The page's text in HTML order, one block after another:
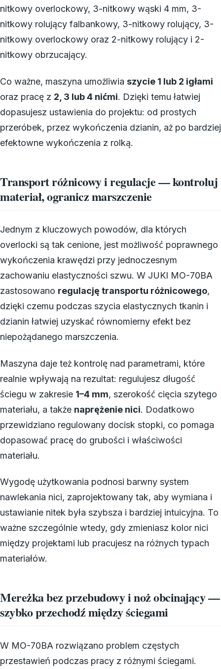
nitkowy overlockowy, 3-nitkowy wąski 4 mm, 3-
nitkowy rolujący falbankowy, 3-nitkowy rolujący, 3-
nitkowy overlockowy oraz 2-nitkowy rolujący i 2-
nitkowy obrzucający.
Co ważne, maszyna umożliwia szycie 1 lub 2 igłami
oraz pracę z 2, 3 lub 4 nićmi. Dzięki temu łatwiej
dopasujesz ustawienia do projektu: od prostych
przeróbek, przez wykończenia dzianin, aż po bardziej
efektowne wykończenia z rolką.
Transport różnicowy i regulacje — kontroluj
materiał, ogranicz marszczenie
Jednym z kluczowych powodów, dla których
overlocki są tak cenione, jest możliwość poprawnego
wykończenia krawędzi przy jednoczesnym
zachowaniu elastyczności szwu. W JUKI MO-70BA
zastosowano regulację transportu różnicowego,
dzięki czemu podczas szycia elastycznych tkanin i
dzianin łatwiej uzyskać równomierny efekt bez
niepożądanego marszczenia.
Maszyna daje też kontrolę nad parametrami, które
realnie wpływają na rezultat: regulujesz długość
ściegu w zakresie 1–4 mm, szerokość cięcia szytego
materiału, a także naprężenie nici. Dodatkowo
przewidziano regulowany docisk stopki, co pomaga
dopasować pracę do grubości i właściwości
materiału.
Wygodę użytkowania podnosi barwny system
nawlekania nici, zaprojektowany tak, aby wymiana i
ustawianie nitek była szybsza i bardziej intuicyjna. To
ważne szczególnie wtedy, gdy zmieniasz kolor nici
między projektami lub pracujesz na różnych typach
materiałów.
Mereżka bez przebudowy i noż obcinający —
szybko przechodź między ściegami
W MO-70BA rozwiązano problem częstych
przestawień podczas pracy z różnymi ściegami.